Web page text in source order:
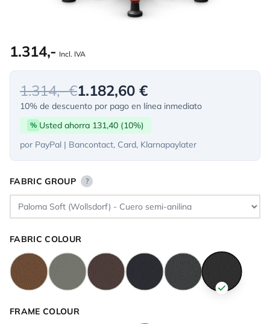
1.314,- Incl. IVA
1.314,- €1.182,60 €
10% de descuento por pago en línea inmediato
% Usted ahorra 131,40 (10%)
por PayPal | Bancontact, Card, Klarnapaylater
FABRIC GROUP ?
FABRIC COLOUR
FRAME COLOUR